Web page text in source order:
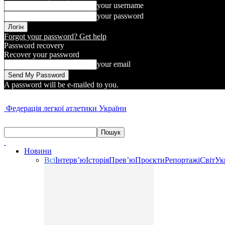
your username
your password
Forgot your password? Get help
Password recovery
Recover your password
your email
A password will be e-mailed to you.
Федерація легкої атлетики України
Новини
ВсіІнтерв’юІсторіяПрев’юПроєктиРепортажіСвіт